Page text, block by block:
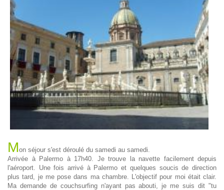
Mon séjour s'est déroulé du samedi au samedi.
Arrivée à Palermo à 17h40. Je trouve la navette facilement depuis
l'aéroport. Une fois arrivé à Palermo et quelques soucis de direction
plus tard, je me pose dans ma chambre. L'objectif pour moi était clair.
Ma demande de couchsurfing n'ayant pas abouti, je me suis dit "tu